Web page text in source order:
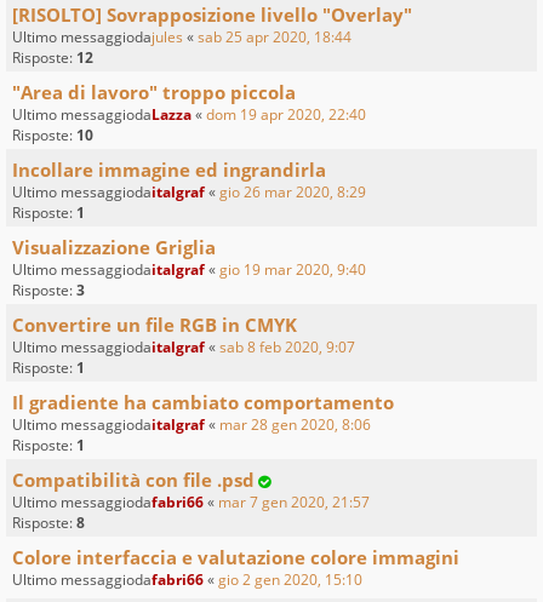
[RISOLTO] Sovrapposizione livello "Overlay"
Ultimo messaggiodajules «sab 25 apr 2020, 18:44
Risposte: 12
"Area di lavoro" troppo piccola
Ultimo messaggiodaLazza«dom 19 apr 2020, 22:40
Risposte: 10
Incollare immagine ed ingrandirla
Ultimo messaggiodaitalgraf«gio 26 mar 2020, 8:29
Risposte: 1
Visualizzazione Griglia
Ultimo messaggiodaitalgraf«gio 19 mar 2020, 9:40
Risposte:3
Convertire un file RGB in CMYK
Ultimo messaggiodaitalgraf«sab 8 feb 2020, 9:07
Risposte: 1
Il gradiente ha cambiato comportamento
Ultimo messaggiodaitalgraf« mar 28 gen 2020, 8:06
Risposte: 1
Compatibilità con file .psd
Ultimo messaggiodafabri66« mar 7 gen 2020, 21:57
Risposte:8
Colore interfaccia e valutazione colore immagini
Ultimo messaggiodafabri66«gio 2 gen 2020, 15:10